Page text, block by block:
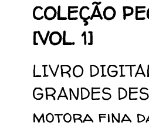
COLEÇÃO
[VOL. 1]
LIVRO
GRANDES
motora fina